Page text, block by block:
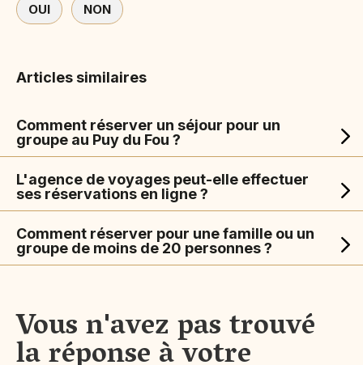
OUI NON
Articles similaires
Comment réserver un séjour pour un
groupe au Puy du Fou ?
L'agence de voyages peut-elle effectuer
ses réservations en ligne ?
Comment réserver pour une famille ou un
groupe de moins de 20 personnes ?
Vous n'avez pas trouvé